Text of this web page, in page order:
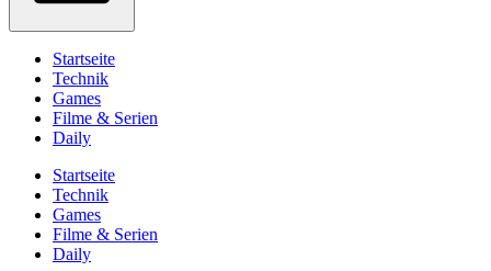
Startseite
Technik
Games
Filme & Serien
Daily
Startseite
Technik
Games
Filme & Serien
Daily